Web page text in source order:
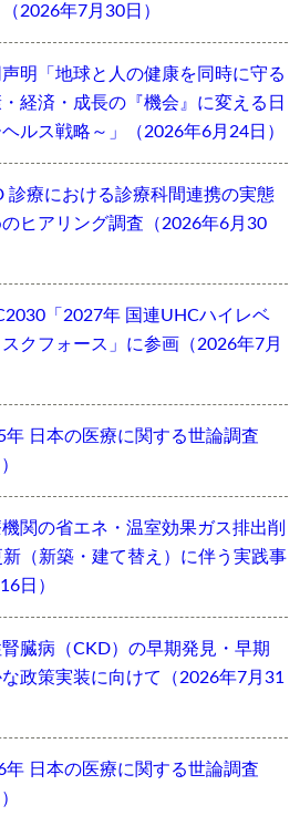
2026年7月30日）
声明「地球と人の健康を同時に守る
経済・成長の『機会』に変える日
ルス戦略～」（2026年6月24日）
診療における診療科間連携の実態
ヒアリング調査（2026年6月30
「2027年 国連UHCハイレベ
クフォース」に参画（2026年7月
年 日本の医療に関する世論調査
機関の省エネ・温室効果ガス排出削
（新築・建て替え）に伴う実践事
日）
腎臓病（CKD）の早期発見・早期
政策実装に向けて（2026年7月31
年 日本の医療に関する世論調査